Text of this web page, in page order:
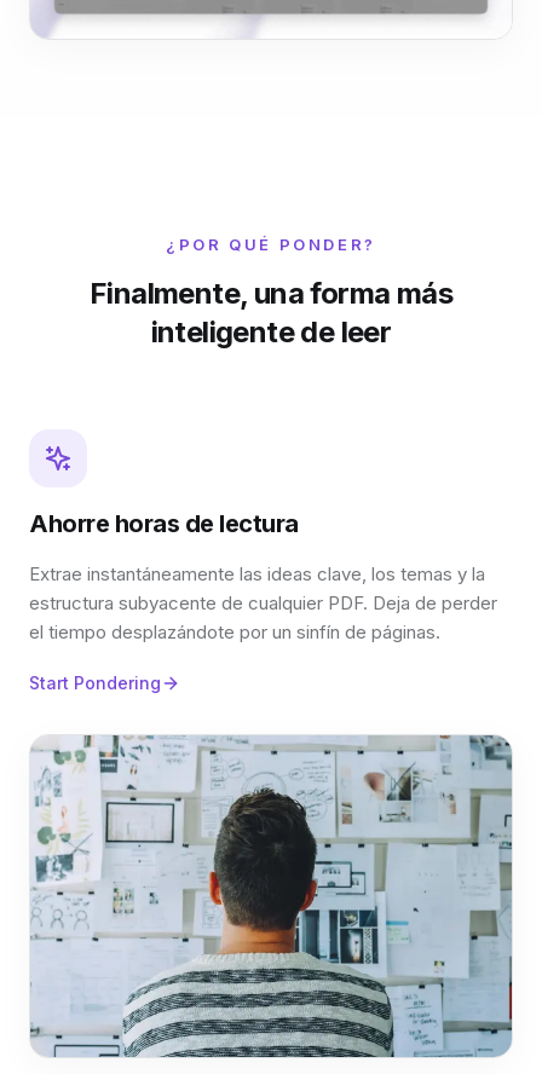
¿POR QUÉ PONDER?
Finalmente, una forma más
inteligente de leer
Ahorre horas de lectura
Extrae instantáneamente las ideas clave, los temas y la
estructura subyacente de cualquier PDF. Deja de perder
el tiempo desplazándote por un sinfín de páginas.
Start Pondering